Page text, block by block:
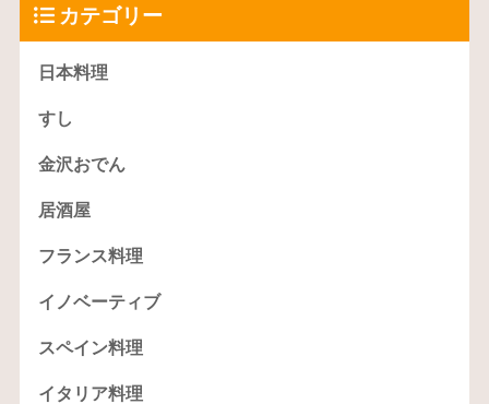
カテゴリー
日本料理
すし
金沢おでん
居酒屋
フランス料理
イノベーティブ
スペイン料理
イタリア料理